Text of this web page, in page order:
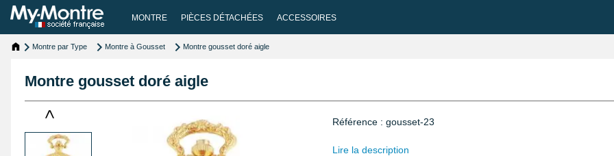
MONTRE PIÈCES DÉTACHÉES ACCESSOIRES
Montre par Type Montre à Gousset Montre gousset doré aigle
Montre gousset doré aigle
<
Référence : gousset-23
Lire la description